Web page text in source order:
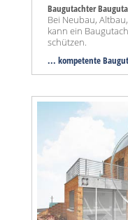
Baugutachter
Bei Neubau,
kann ein
schützen.
... kompetente